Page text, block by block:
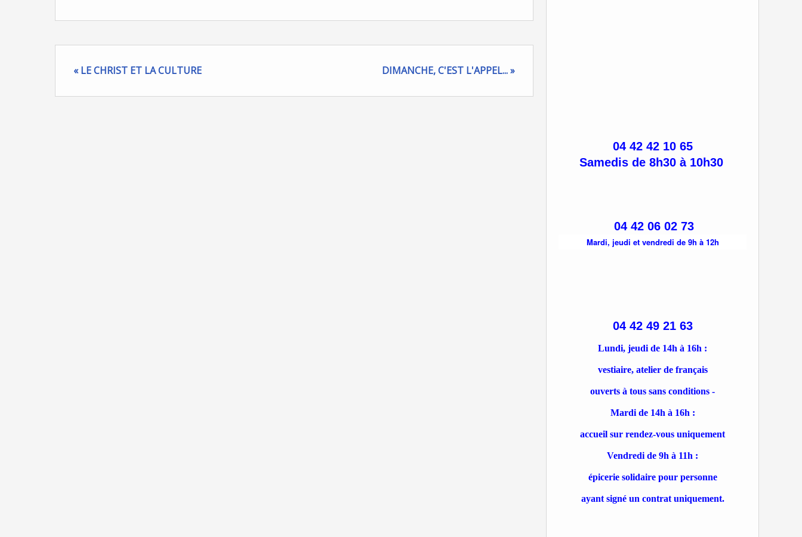
04 42 42 10 65
Samedis de 8h30 à 10h30
04 42 06 02 73
Mardi, jeudi et vendredi de 9h à 12h
04 42 49 21 63
Lundi, jeudi de 14h à 16h :
vestiaire, atelier de français
ouverts à tous sans conditions -
Mardi de 14h à 16h :
accueil sur rendez-vous uniquement
Vendredi de 9h à 11h :
épicerie solidaire pour personne
ayant signé un contrat uniquement.
« LE CHRIST ET LA CULTURE DIMANCHE, C'EST L'APPEL... »